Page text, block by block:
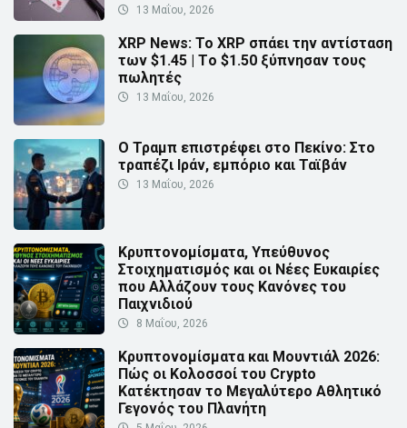
13 Μαΐου, 2026
XRP News: Το XRP σπάει την αντίσταση
των $1.45 | Τo $1.50 ξύπνησαν τους
πωλητές
13 Μαΐου, 2026
Ο Τραμπ επιστρέφει στο Πεκίνο: Στο
τραπέζι Ιράν, εμπόριο και Ταϊβάν
13 Μαΐου, 2026
Κρυπτονομίσματα, Υπεύθυνος
Στοιχηματισμός και οι Νέες Ευκαιρίες
που Αλλάζουν τους Κανόνες του
Παιχνιδιού
8 Μαΐου, 2026
Κρυπτονομίσματα και Μουντιάλ 2026:
Πώς οι Κολοσσοί του Crypto
Κατέκτησαν το Μεγαλύτερο Αθλητικό
Γεγονός του Πλανήτη